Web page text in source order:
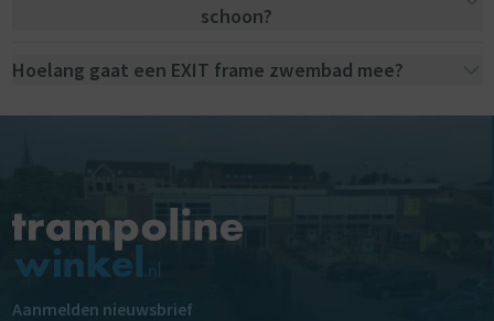
schoon?
Hoelang gaat een EXIT frame zwembad mee?
Aanmelden nieuwsbrief